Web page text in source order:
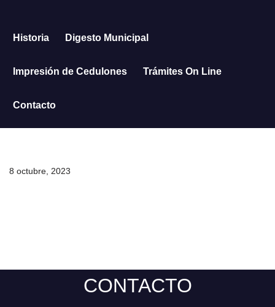
Saltar
Historia Digesto Municipal
Impresión de Cedulones Trámites On Line
Contacto
8 octubre, 2023
CONTACTO